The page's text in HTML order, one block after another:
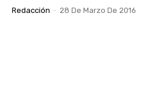
Redacción - 28 De Marzo De 2016